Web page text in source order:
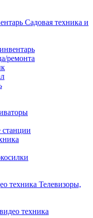
Садовая техника и
ремонта
Телевизоры,
техника